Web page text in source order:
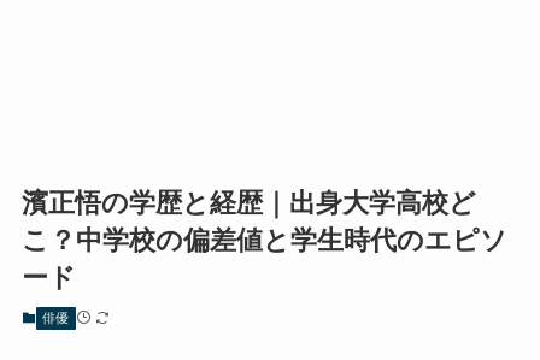
濱正悟の学歴と経歴｜出身大学高校ど
こ？中学校の偏差値と学生時代のエピソ
ード
俳優